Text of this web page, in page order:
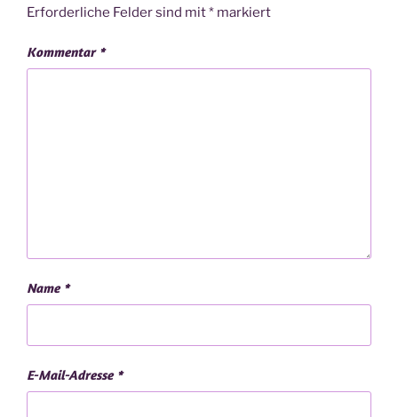
Erforderliche Felder sind mit* markiert
Kommentar *
Name *
E-Mail-Adresse *